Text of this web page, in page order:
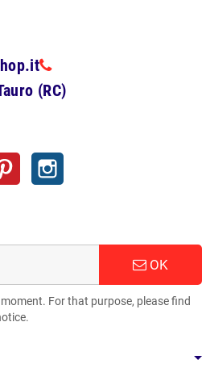
(RC)
Pinterest
OK
For that purpose, please find